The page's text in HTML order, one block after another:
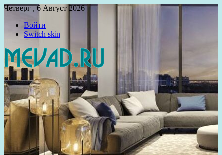
Четверг , 6 Август 2026
Войти
Switch skin